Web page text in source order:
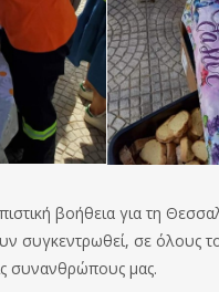
βοήθεια για τη
συγκεντρωθεί, σε όλους
συνανθρώπους μας.